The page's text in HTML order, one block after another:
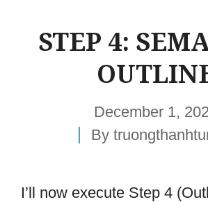
STEP 4:
December 1,
By
I’ll now execute Step 4